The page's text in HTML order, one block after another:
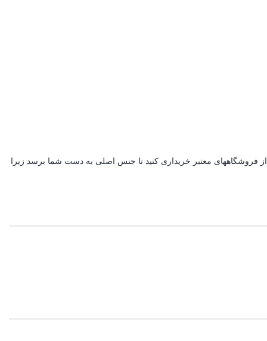
معتبر خریداری کنید تا جنس اصلی به دست شما برسد زیرا